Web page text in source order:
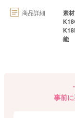
商品詳細
素
能
事前